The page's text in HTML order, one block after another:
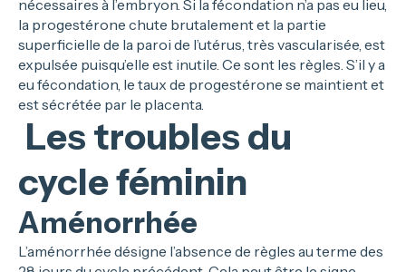
nécessaires à l’embryon. Si la fécondation n’a pas eu lieu,
la progestérone chute brutalement et la partie
superficielle de la paroi de l’utérus, très vascularisée, est
expulsée puisqu’elle est inutile. Ce sont les règles. S’il y a
eu fécondation, le taux de progestérone se maintient et
est sécrétée par le placenta.
Les troubles du
cycle féminin
Aménorrhée
L’aménorrhée désigne l’absence de règles au terme des